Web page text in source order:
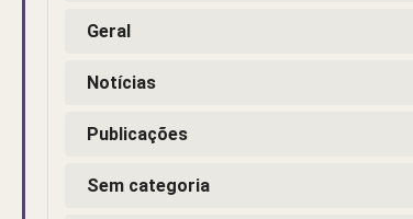
Geral
Notícias
Publicações
Sem categoria